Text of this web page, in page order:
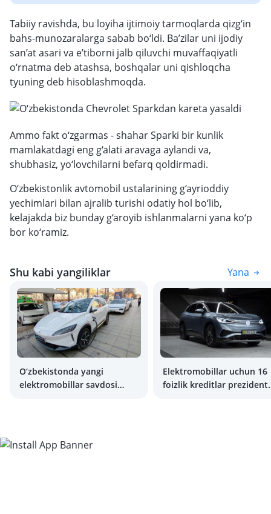
Tabiiy ravishda, bu loyiha ijtimoiy tarmoqlarda qizg‘in
bahs-munozaralarga sabab bo‘ldi. Ba’zilar uni ijodiy
san’at asari va e’tiborni jalb qiluvchi muvaffaqiyatli
o‘rnatma deb atashsa, boshqalar uni qishloqcha
tyuning deb hisoblashmoqda.
Ammo fakt o‘zgarmas - shahar Sparki bir kunlik
mamlakatdagi eng g‘alati aravaga aylandi va,
shubhasiz, yo‘lovchilarni befarq qoldirmadi.
O‘zbekistonlik avtomobil ustalarining g‘ayrioddiy
yechimlari bilan ajralib turishi odatiy hol bo‘lib,
kelajakda biz bunday g‘aroyib ishlanmalarni yana ko‘p
bor ko‘ramiz.
Shu kabi yangiliklar Yana
O‘zbekistonda yangi
elektromobillar savdosi
Elektromobillar uchun 16
foizlik kreditlar prezident